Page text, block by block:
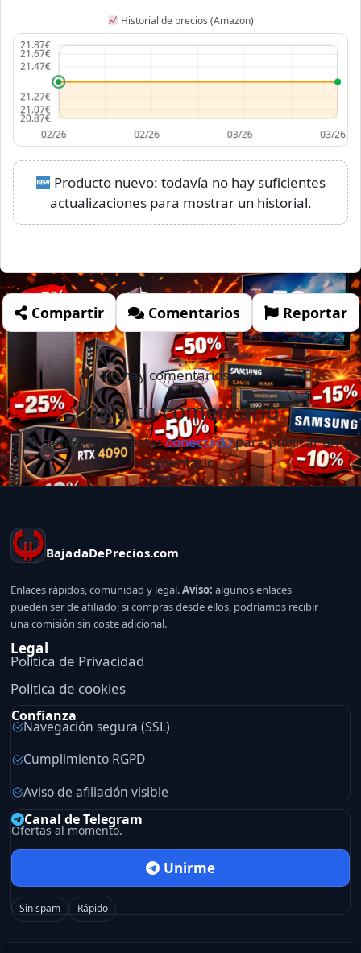
Historial de precios (Amazon)
Producto nuevo: todavía no hay suficientes
actualizaciones para mostrar un historial.
Compartir Comentarios Reportar
No hay comentarios aún.
Deja tu comentario
Lo siento, debes estarconectadopara publicar un
comentario.
BajadaDePrecios.com
Enlaces rápidos, comunidad y legal.Aviso: algunos enlaces
pueden ser de afiliado; si compras desde ellos, podríamos recibir
una comisión sin coste adicional.
Legal
Politica de Privacidad
Politica de cookies
Confianza
Navegación segura (SSL)
Cumplimiento RGPD
Aviso de afiliación visible
Canal de Telegram
Ofertas al momento.
Unirme
Sin spam Rápido